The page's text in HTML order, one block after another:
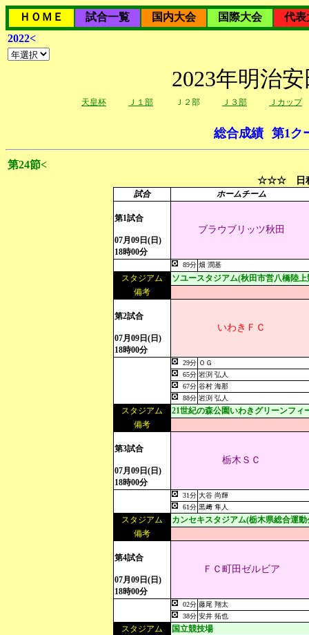
ＨＯＭＥ 試合一覧 国内大会 国際大会
代表
2022<
2023年明治
天皇杯 Ｊ１部 Ｊ２部 Ｊ３部 Ｊカップ
総合成績 第1ク
第24節<
☆☆☆ 日
試合 ホームチーム
第1試合
07月09日(日)
18時00分
ブラウブリッツ秋田
89分 畑 潤基
スタジアム
ソユースタジアム(秋田市営八橋陸上
備考
第2試合
07月09日(日)
18時00分
いわきＦＣ
29分 ＯＧ
65分 岩渕 弘人
67分 谷村 海那
88分 岩渕 弘人
スタジアム
21世紀の森公園いわきグリーンフィ
備考
第3試合
07月09日(日)
18時00分
栃木ＳＣ
31分 大谷 尚輝
61分 黒﨑 隼人
スタジアム
カンセキスタジアム(栃木県総合運
備考
第4試合
07月09日(日)
18時00分
ＦＣ町田ゼルビア
02分 藤尾 翔太
38分 安井 拓也
スタジアム
国立競技場